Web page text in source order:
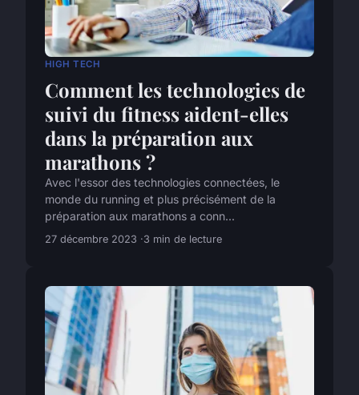
HIGH TECH
Comment les technologies de
suivi du fitness aident-elles
dans la préparation aux
marathons ?
Avec l'essor des technologies connectées, le
monde du running et plus précisément de la
préparation aux marathons a conn...
27 décembre 2023 3 min de lecture